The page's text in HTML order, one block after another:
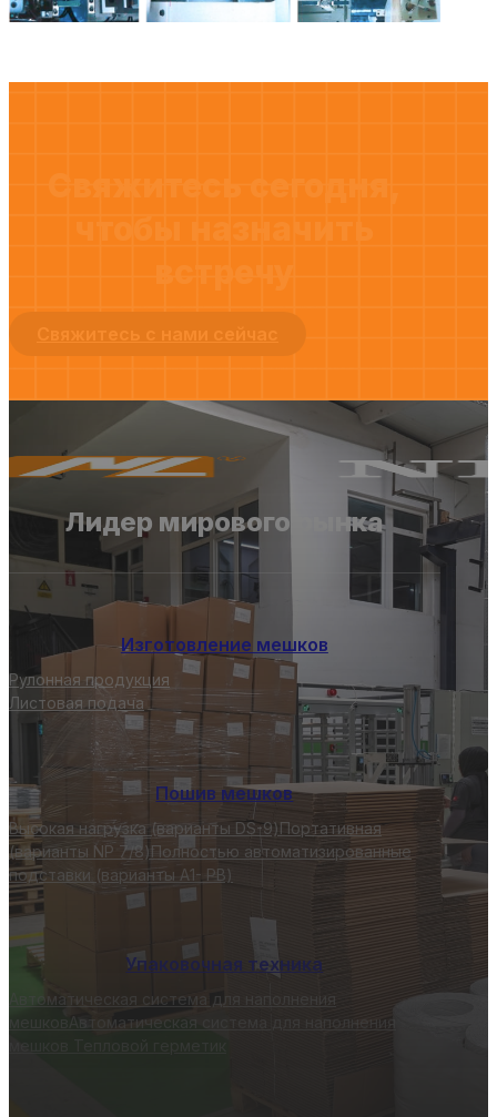
Лидер мирового рынка
Изготовление мешков
Рулонная продукция
Листовая подача
Пошив мешков
Высокая нагрузка (варианты DS-9)Портативная
(варианты NP 7/8)Полностью автоматизированные
подставки (варианты A1- PB)
Упаковочная техника
Автоматическая система для наполнения
Автоматическая система для наполнения